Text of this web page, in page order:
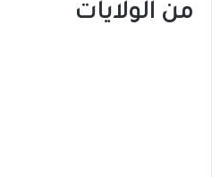
من الولايات